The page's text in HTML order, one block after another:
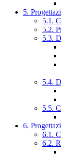
5.
5.1.
5.2.
5.3.
5.4.
5.5.
6.
6.1.
6.2.